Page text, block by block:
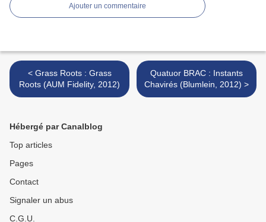
Ajouter un commentaire
< Grass Roots : Grass
Roots (AUM Fidelity, 2012)
Quatuor BRAC : Instants
Chavirés (Blumlein, 2012) >
Hébergé par Canalblog
Top articles
Pages
Contact
Signaler un abus
C.G.U.